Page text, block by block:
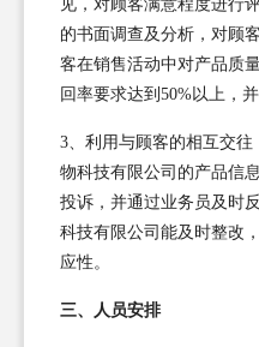
见，对顾客满意程度进行
的书面调查及分析，对顾
客在销售活动中对产品质
回率要求达到50%以上，
3、利用与顾客的相互交
物科技有限公司的产品信
投诉，并通过业务员及时
科技有限公司能及时整改
应性。
三、人员安排